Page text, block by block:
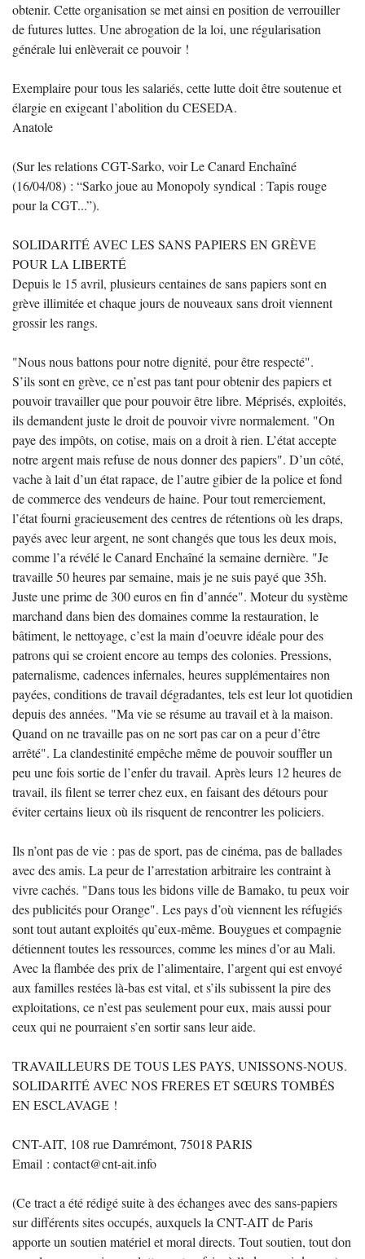
obtenir. Cette organisation se met ainsi en position de verrouiller
de futures luttes. Une abrogation de la loi, une régularisation
générale lui enlèverait ce pouvoir !
Exemplaire pour tous les salariés, cette lutte doit être soutenue et
élargie en exigeant l’abolition du CESEDA.
Anatole
(Sur les relations CGT-Sarko, voir Le Canard Enchaîné
(16/04/08) : “Sarko joue au Monopoly syndical : Tapis rouge
pour la CGT...”).
SOLIDARITÉ AVEC LES SANS PAPIERS EN GRÈVE
POUR LA LIBERTÉ
Depuis le 15 avril, plusieurs centaines de sans papiers sont en
grève illimitée et chaque jours de nouveaux sans droit viennent
grossir les rangs.
"Nous nous battons pour notre dignité, pour être respecté".
S’ils sont en grève, ce n’est pas tant pour obtenir des papiers et
pouvoir travailler que pour pouvoir être libre. Méprisés, exploités,
ils demandent juste le droit de pouvoir vivre normalement. "On
paye des impôts, on cotise, mais on a droit à rien. L’état accepte
notre argent mais refuse de nous donner des papiers". D’un côté,
vache à lait d’un état rapace, de l’autre gibier de la police et fond
de commerce des vendeurs de haine. Pour tout remerciement,
l’état fourni gracieusement des centres de rétentions où les draps,
payés avec leur argent, ne sont changés que tous les deux mois,
comme l’a révélé le Canard Enchaîné la semaine dernière. "Je
travaille 50 heures par semaine, mais je ne suis payé que 35h.
Juste une prime de 300 euros en fin d’année". Moteur du système
marchand dans bien des domaines comme la restauration, le
bâtiment, le nettoyage, c’est la main d’oeuvre idéale pour des
patrons qui se croient encore au temps des colonies. Pressions,
paternalisme, cadences infernales, heures supplémentaires non
payées, conditions de travail dégradantes, tels est leur lot quotidien
depuis des années. "Ma vie se résume au travail et à la maison.
Quand on ne travaille pas on ne sort pas car on a peur d’être
arrêté". La clandestinité empêche même de pouvoir souffler un
peu une fois sortie de l’enfer du travail. Après leurs 12 heures de
travail, ils filent se terrer chez eux, en faisant des détours pour
éviter certains lieux où ils risquent de rencontrer les policiers.
Ils n’ont pas de vie : pas de sport, pas de cinéma, pas de ballades
avec des amis. La peur de l’arrestation arbitraire les contraint à
vivre cachés. "Dans tous les bidons ville de Bamako, tu peux voir
des publicités pour Orange". Les pays d’où viennent les réfugiés
sont tout autant exploités qu’eux-même. Bouygues et compagnie
détiennent toutes les ressources, comme les mines d’or au Mali.
Avec la flambée des prix de l’alimentaire, l’argent qui est envoyé
aux familles restées là-bas est vital, et s’ils subissent la pire des
exploitations, ce n’est pas seulement pour eux, mais aussi pour
ceux qui ne pourraient s’en sortir sans leur aide.
TRAVAILLEURS DE TOUS LES PAYS, UNISSONS-NOUS.
SOLIDARITÉ AVEC NOS FRERES ET SŒURS TOMBÉS
EN ESCLAVAGE !
CNT-AIT, 108 rue Damrémont, 75018 PARIS
Email : contact@cnt-ait.info
(Ce tract a été rédigé suite à des échanges avec des sans-papiers
sur différents sites occupés, auxquels la CNT-AIT de Paris
apporte un soutien matériel et moral directs. Tout soutien, tout don